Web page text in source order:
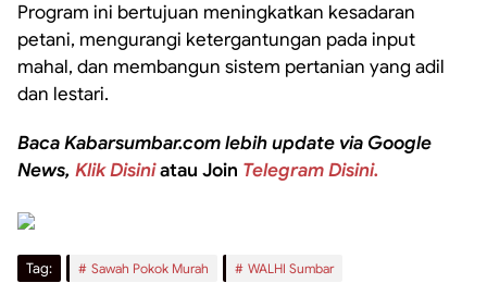
Program ini bertujuan meningkatkan kesadaran
petani, mengurangi ketergantungan pada input
mahal, dan membangun sistem pertanian yang adil
dan lestari.
Baca Kabarsumbar.com lebih update via Google
News, Klik Disiniatau Join Telegram Disini.
Tag: Sawah Pokok Murah WALHI Sumbar